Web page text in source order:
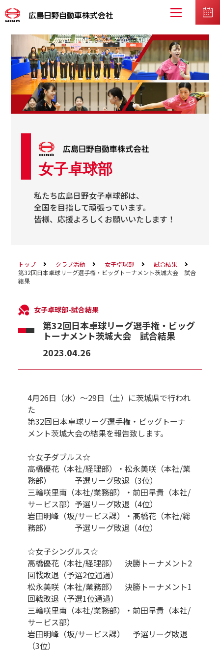
女子卓球部
私たち広島日野女子卓球部は、
全国を目指して頑張っています。
皆様、応援よろしくお願いいたします！
トップ クラブ活動 女子卓球部
試合結果
第32回日本卓球リーグ選手権・ビッグトーナメント茨城大会 試合
結果
女子卓球部-試合結果
第32回日本卓球リーグ選手権・ビッグ
トーナメント茨城大会 試合結果
2023.04.26
4月26日（水）～29日（土）に茨城県で行われ
た
第32回日本卓球リーグ選手権・ビッグトーナ
メント茨城大会の結果を報告致します。
☆女子ダブルス☆
高橋優花（本社/経理部）・松永美咲（本社/業
務部） 予選リーグ敗退（3位）
三輪咲里南（本社/業務部）・前田早貴（本社/
サービス部）予選リーグ敗退（4位）
岩田明峰（坂/サービス課）・髙橋花（本社/総
務部） 予選リーグ敗退（4位）
☆女子シングルス☆
高橋優花（本社/経理部） 決勝トーナメント2
回戦敗退（予選2位通過）
松永美咲（本社/業務部） 決勝トーナメント1
回戦敗退（予選1位通過）
三輪咲里南（本社/業務部）・前田早貴（本社/
サービス部）
岩田明峰（坂/サービス課） 予選リーグ敗退
（3位）